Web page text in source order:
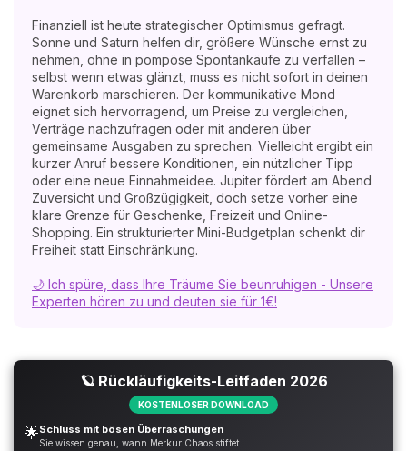
Finanziell ist heute strategischer Optimismus gefragt.
Sonne und Saturn helfen dir, größere Wünsche ernst zu
nehmen, ohne in pompöse Spontankäufe zu verfallen –
selbst wenn etwas glänzt, muss es nicht sofort in deinen
Warenkorb marschieren. Der kommunikative Mond
eignet sich hervorragend, um Preise zu vergleichen,
Verträge nachzufragen oder mit anderen über
gemeinsame Ausgaben zu sprechen. Vielleicht ergibt ein
kurzer Anruf bessere Konditionen, ein nützlicher Tipp
oder eine neue Einnahmeidee. Jupiter fördert am Abend
Zuversicht und Großzügigkeit, doch setze vorher eine
klare Grenze für Geschenke, Freizeit und Online-
Shopping. Ein strukturierter Mini-Budgetplan schenkt dir
Freiheit statt Einschränkung.
🌙 Ich spüre, dass Ihre Träume Sie beunruhigen - Unsere
Experten hören zu und deuten sie für 1€!
🪐 Rückläufigkeits-Leitfaden 2026
KOSTENLOSER DOWNLOAD
🌟Schluss mit bösen Überraschungen
Sie wissen genau, wann Merkur Chaos stiftet